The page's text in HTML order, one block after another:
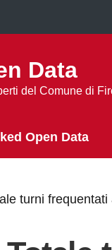
Data
del Comune di
Open Data
pane
turni